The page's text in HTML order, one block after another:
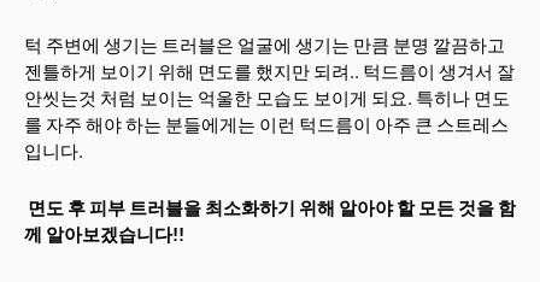
턱 주변에 생기는 트러블은 얼굴에 생기는 만큼 분명 깔끔하고
젠틀하게 보이기 위해 면도를 했지만 되려.. 턱드름이 생겨서 잘
안씻는것 처럼 보이는 억울한 모습도 보이게 되요. 특히나 면도
를 자주 해야 하는 분들에게는 이런 턱드름이 아주 큰 스트레스
입니다.
면도 후 피부 트러블을 최소화하기 위해 알아야 할 모든 것을 함
께 알아보겠습니다!!